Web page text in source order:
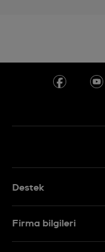
Destek
Firma bilgileri